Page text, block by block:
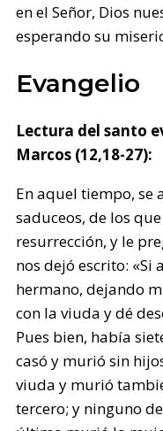
en el Señor, Dios
esperando su
Evangelio
Lectura del santo
Marcos (12,18-27):
En aquel tiempo, se
saduceos, de los
resurrección, y le
nos dejó escrito: «Si
hermano, dejando
con la viuda y dé
Pues bien, había
casó y murió sin
viuda y murió
tercero; y ninguno